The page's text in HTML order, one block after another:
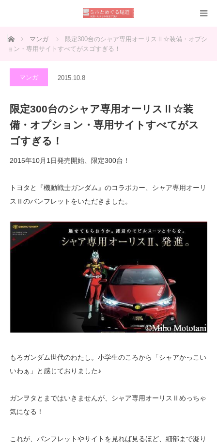
ホーム マンガ
限定300台のシャア専用オーリスⅡ☆装備・オプシ
ョン・専用サイトすべてがスゴすぎる！
マンガ 2015.10.8
限定300台のシャア専用オーリスⅡ☆装
備・オプション・専用サイトすべてがス
ゴすぎる！
2015年10月1日発売開始、限定300台！
トヨタと『機動戦士ガンダム』のコラボカー、シャア専用オーリ
スⅡのパンフレットをいただきました。
もろガンダム世代のわたし。小学生のころから「シャアかっこい
いわぁ」と感じておりました♪
ガンヲタとまではいきませんが、シャア専用オーリスⅡめっちゃ
気になる！
これが、パンフレットやサイトを見れば見るほど、細部まで凝り